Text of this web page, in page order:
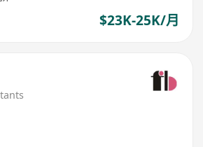
$23K-25K/月